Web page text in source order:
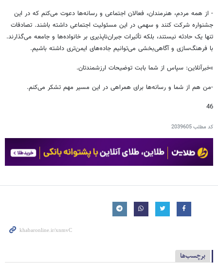
- از همه مردم، هنرمندان، فعالان اجتماعی و رسانه‌ها دعوت می‌کنم که در این
جشنواره شرکت کنند و سهمی در این مسئولیت اجتماعی داشته باشند. تصادفات
تنها یک حادثه نیستند، بلکه تأثیرات جبران‌ناپذیری بر خانواده‌ها و جامعه می‌گذارند.
با فرهنگ‌سازی و آگاهی‌بخشی می‌توانیم جاده‌های ایمن‌تری داشته باشیم.
»خبرآنلاین: سپاس از شما بابت توضیحات ارزشمندتان.
-من هم از شما و رسانه‌ها برای همراهی در این مسیر مهم تشکر می‌کنم.
46
کد مطلب2039605
برچسب‌ها